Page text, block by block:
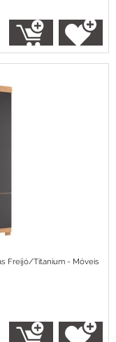
Freijó/Titanium - Móveis